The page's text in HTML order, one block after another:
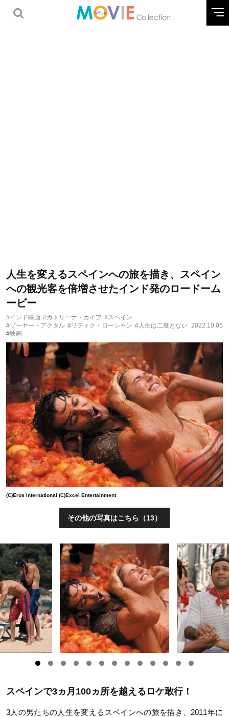
人生を変えるスペインへの旅を描き、スペイン
への観光客を倍増させたインド発のロードーム
ービー
#インド映画 #カトリーナ・カイフ #スペイン
#ゾーヤー・アクタル #リティク・ローシャン #人生は二度とない
#映画
2022.10.05
(C)Eros International (C)Excel Entertainment
その他の写真はこちら（13）
スペインで3ヵ月100ヵ所を越えるロケ敢行！
3人の男たちの人生を変えるスペインへの旅を描き、2011年に